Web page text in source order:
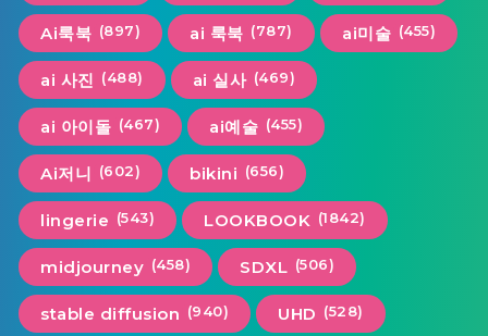
Ai룩북 (897) ai 룩북 (787) ai미술 (455)
ai 사진 (488) ai 실사 (469)
ai 아이돌 (467) ai예술 (455)
Ai저니 (602) bikini (656)
lingerie (543) LOOKBOOK (1842)
midjourney (458) SDXL (506)
stable diffusion (940) UHD (528)